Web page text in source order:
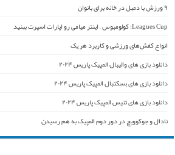
۹ ورزش با دمبل در خانه برای بانوان
Leagues Cup: کولومبوس – اینتر میامی رو اپارات اسپرت ببنید
انواع کفش‌های ورزشی و کاربرد هر یک
دانلود بازی های والیبال المپیک پاریس ۲۰۲۴
دانلود بازی های بسکتبال المپیک پاریس ۲۰۲۴
دانلود بازی های تنیس المپیک پاریس ۲۰۲۴
نادال و جوکوویچ در دور دوم المپیک به هم رسیدن